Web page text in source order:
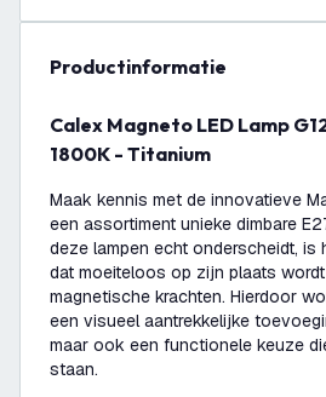
productinformatie
Calex Magneto LED Lamp G125 - E27 - 4W -
1800K - Titanium
Maak kennis met de innovatieve
een assortiment unieke dimbare
deze lampen echt onderscheidt, is
dat moeiteloos op zijn plaats
magnetische krachten. Hierdoor
een visueel aantrekkelijke
maar ook een functionele keuze
staan.